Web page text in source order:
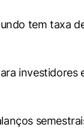
tem taxa